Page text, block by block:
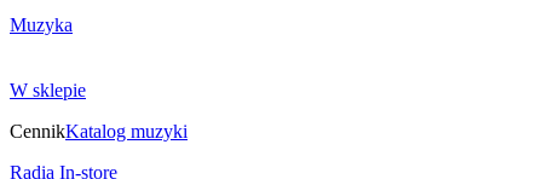
Muzyka
W sklepie
CennikKatalog muzyki
Radia In-store